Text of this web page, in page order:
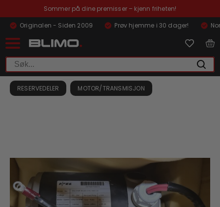
Sommer på dine premisser – kjenn friheten!
Originalen - Siden 2009
Prøv hjemme i 30 dager!
RESERVEDELER MOTOR/TRANSMISJON